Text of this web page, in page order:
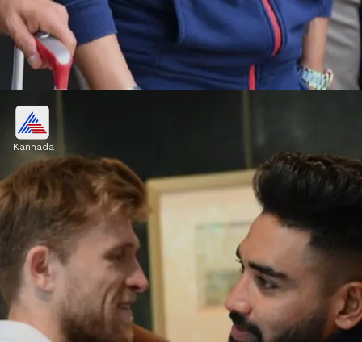
ಕರ್ನಾಟಕ ಚುನಾವಣೆ ಇರುವ ಕಾರಣ ಚಿನ್ನಸ್ವಾಮಿ
ಮೈದಾನದಲ್ಲಿ ತಂಡದ ಪಂದ್ಯ ಇರೋದಿಲ್ಲ.
Kannada